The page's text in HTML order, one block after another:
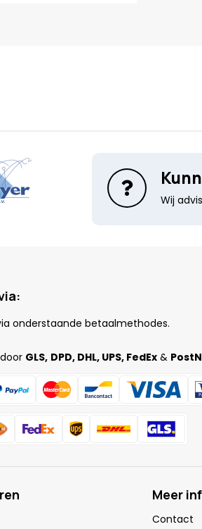
Wij
onderstaande betaalmethodes.
GLS, DPD, DHL, UPS, FedEx &
Meer
Contact